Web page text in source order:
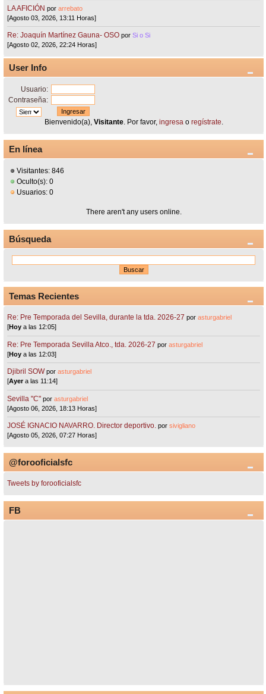
LA AFICIÓN porarrebato
[Agosto 03, 2026, 13:11 Horas]
Re: Joaquín Martínez Gauna- OSO porSi o Si
[Agosto 02, 2026, 22:24 Horas]
User Info
Usuario:
Contraseña:
Bienvenido(a), Visitante. Por favor, ingresao regístrate.
En línea
Visitantes: 846
Oculto(s): 0
Usuarios: 0
There aren't any users online.
Búsqueda
Temas Recientes
Re: Pre Temporada del Sevilla, durante la tda. 2026-27 porasturgabriel
[Hoy a las 12:05]
Re: Pre Temporada Sevilla Atco., tda. 2026-27 porasturgabriel
[Hoy a las 12:03]
Djibril SOW porasturgabriel
[Ayera las 11:14]
Sevilla "C"porasturgabriel
[Agosto 06, 2026, 18:13 Horas]
JOSÉ IGNACIO NAVARRO. Director deportivo. porsivigliano
[Agosto 05, 2026, 07:27 Horas]
@forooficialsfc
Tweets by forooficialsfc
FB